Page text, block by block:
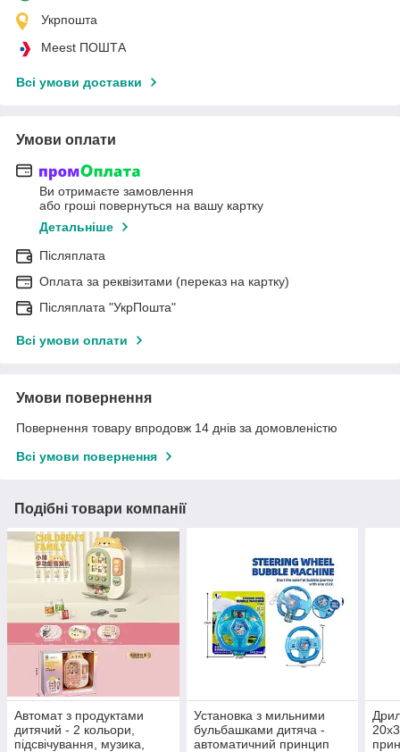
Укрпошта
Meest ПОШТА
Всі умови доставки
Умови оплати
Ви отримаєте замовлення
або гроші повернуться на вашу картку
Детальніше
Післяплата
Оплата за реквізитами (переказ на картку)
Післяплата "УкрПошта"
Всі умови оплати
Умови повернення
Повернення товару впродовж 14 днів за домовленістю
Всі умови повернення
Подібні товари компанії
Автомат з продуктами
дитячий - 2 кольори,
підсвічування, музика,
Установка з мильними
бульбашками дитяча -
автоматичний принцип